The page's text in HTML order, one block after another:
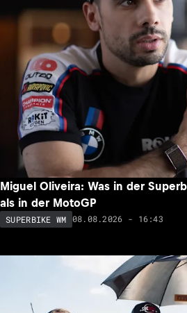
Miguel Oliveira: Was in der
als in der MotoGP
SUPERBIKE WM 08.08.2026 - 16:43